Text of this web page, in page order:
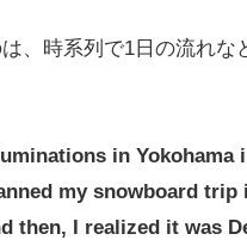
、時系列で1日の流れな
in
my snowboard trip
then, I realized it was